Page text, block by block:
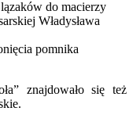
do macierzy
Władysława
pomnika
znajdowało się też